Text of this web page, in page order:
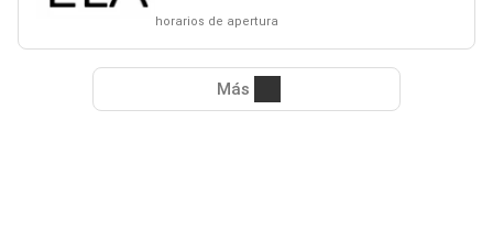
horarios de apertura
Más